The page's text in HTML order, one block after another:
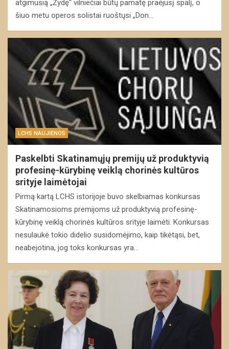
atgimusią „Žydę“ vilniečiai būtų pamatę praėjusį spalį, o
šiuo metu operos solistai ruoštųsi „Don…
LCHS NAUJIENOS
Paskelbti Skatinamųjų premijų už produktyvią
profesinę-kūrybinę veiklą chorinės kultūros
srityje laimėtojai
Pirmą kartą LCHS istorijoje buvo skelbiamas konkursas
Skatinamosioms premijoms už produktyvią profesinę-
kūrybinę veiklą chorinės kultūros srityje laimėti. Konkursas
nesulaukė tokio didelio susidomėjimo, kaip tikėtąsi, bet,
neabejotina, jog toks konkursas yra…